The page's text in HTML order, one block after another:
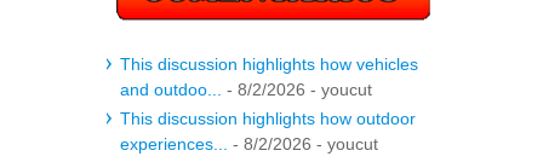
This discussion highlights how vehicles
and outdoo...
- 8/2/2026 - youcut
This discussion highlights how outdoor
experiences...
- 8/2/2026 - youcut